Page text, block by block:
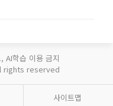
AI학습 이용 금지
rights reserved
사이트맵